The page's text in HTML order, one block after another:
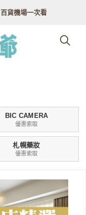
貨機場一次看
BIC CAMERA
優惠索取
札幌藥妝
優惠索取